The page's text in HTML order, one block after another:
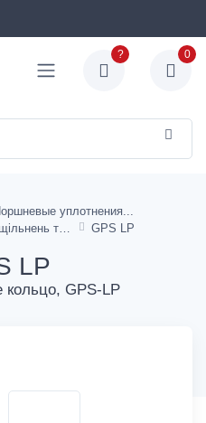
? 0
уплотнения
GPS LP
LP
кольцо, GPS-LP